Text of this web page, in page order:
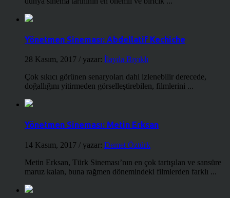
Yönetmen Sineması: Abdellatif Kechiche
28 Kasım, 2017 / yazar: İlayda Bıyıklı
Çok sıkıcı görünen senaryoları dahi izlenebilir derecede,
doğallığını yitirmeden görselleştirebilen, filmlerini ...
Yönetmen Sineması: Metin Erksan
14 Kasım, 2017 / yazar: Demet Öztürk
Metin Erksan, Türk Sineması’nın en çok tartışılan ve sansüre
maruz kalan, buna rağmen dönemindeki filmlerden farklı ...